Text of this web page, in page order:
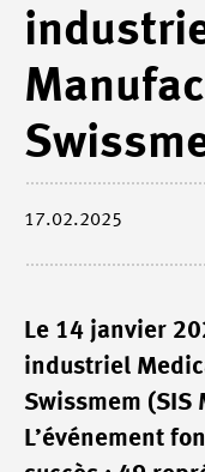
17.02.2025
Le 14 janvier
industriel
Swissmem (SIS
L’événement